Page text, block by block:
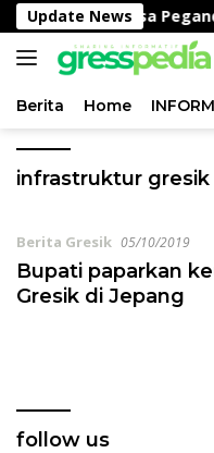
Langsung
ke
konten
Update News
Kambing di Desa
Berita Home
infrastruktur gresik
Berita Gresik 05/10/2019
Bupati paparkan
Gresik di Jepang
follow us